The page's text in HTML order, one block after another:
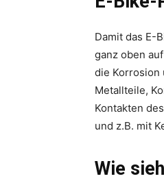
Damit das E-
ganz oben
die Korrosion
Metallteile,
Kontakten
und z.B. mit
Wie